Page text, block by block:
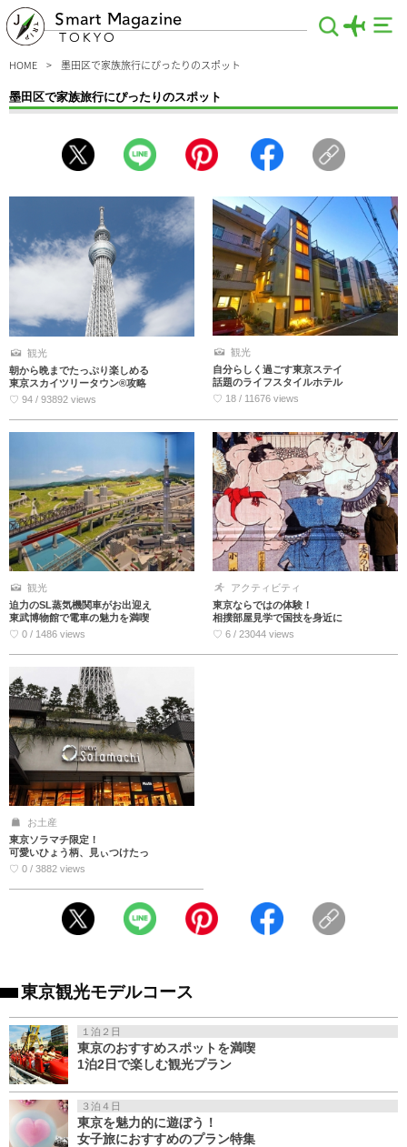
Smart Magazine
TOKYO
HOME 墨田区で家族旅行にぴったりのスポット
墨田区で家族旅行にぴったりのスポット
技館、墨田川の水上クルーズなど、子どもから大人までワクワクしちゃうスポット
がたくさん集まっています。江戸の風情を感じるスポット満載で、家族みんなでタ
観光
朝から晩までたっぷり楽しめる
東京スカイツリータウン®攻略
♡ 94 / 93892 views
観光
自分らしく過ごす東京ステイ
話題のライフスタイルホテル
♡ 18 / 11676 views
観光
迫力のSL蒸気機関車がお出迎え
東武博物館で電車の魅力を満喫
♡ 0 / 1486 views
アクティビティ
東京ならではの体験！
相撲部屋見学で国技を身近に
♡ 6 / 23044 views
お土産
東京ソラマチ限定！
可愛いひょう柄、見ぃつけたっ
♡ 0 / 3882 views
東京観光モデルコース
１泊２日
東京のおすすめスポットを満喫
1泊2日で楽しむ観光プラン
３泊４日
東京を魅力的に遊ぼう！
女子旅におすすめのプラン特集